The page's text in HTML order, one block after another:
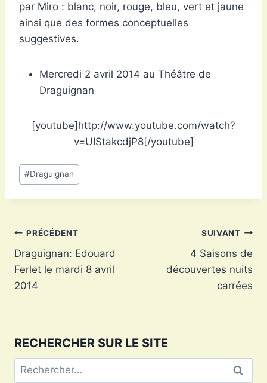
par Miro : blanc, noir, rouge, bleu, vert et jaune
ainsi que des formes conceptuelles
suggestives.
Mercredi 2 avril 2014 au Théâtre de
Draguignan
[youtube]http://www.youtube.com/watch?
v=UIStakcdjP8[/youtube]
Étiquettes
de
la
#Draguignan
Navigation
de
l’article
PRÉCÉDENT
Draguignan: Edouard
Ferlet le mardi 8 avril
2014
SUIVANT
4 Saisons de
découvertes nuits
carrées
RECHERCHER SUR LE SITE
Rechercher :